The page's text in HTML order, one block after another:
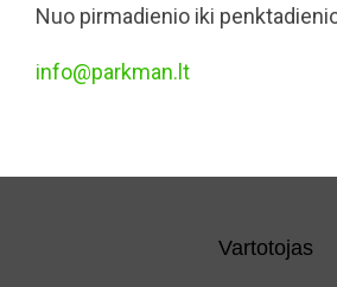
Nuo pirmadienio iki
info@parkman.lt
Vartotojas